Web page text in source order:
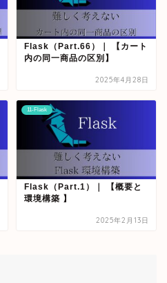
Flask（Part.66）｜ 【カート
内の同一商品の区別】
2025年4月28日
11-Flask
Flask（Part.1）｜ 【概要と
環境構築 】
2025年2月13日